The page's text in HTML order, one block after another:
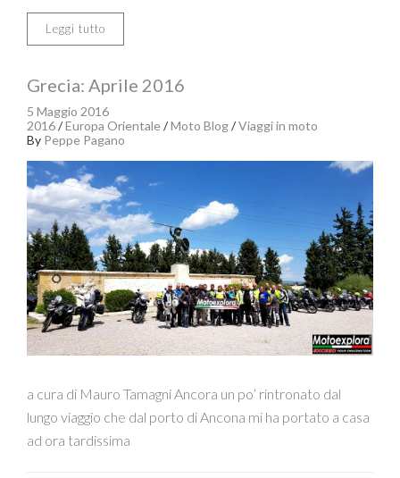
Leggi tutto
Grecia: Aprile 2016
5 Maggio 2016
2016/Europa Orientale/Moto Blog/Viaggi in moto
By Peppe Pagano
a cura di Mauro Tamagni Ancora un po’ rintronato dal
lungo viaggio che dal porto di Ancona mi ha portato a casa
ad ora tardissima